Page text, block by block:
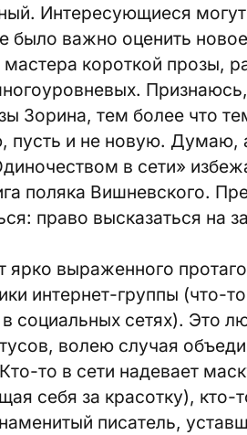
Интересующиеся
важно оценить
короткой прозы,
Зорина, тем более что
пусть и не новую. Думаю,
в сети»
поляка Вишневского.
право высказаться на
выраженного
интернет-группы
социальных сетях). Это
волею случая
то в сети надевает
себя за красотку), кто-
писатель,